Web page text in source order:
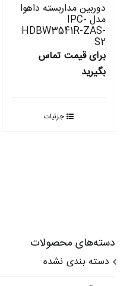
دوربین مداربسته داهوا
مدل IPC-
HDBW3541R-ZAS-
S2
برای قیمت تماس
بگیرید
جزئیات
دسته‌های محصولات
دسته بندی نشده